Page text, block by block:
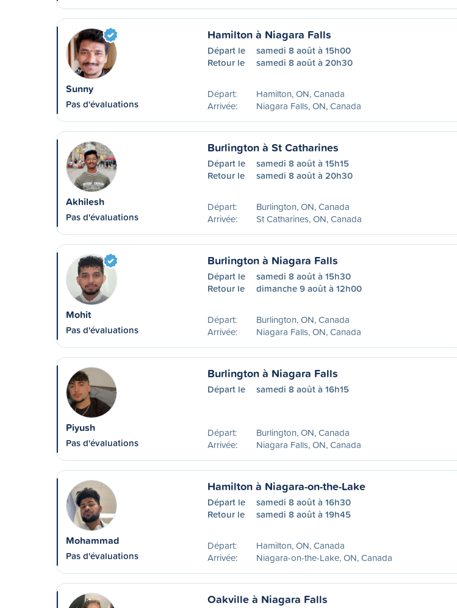
Sunny
Pas d'évaluations
Hamilton à Niagara Falls
Départ le
samedi 8 août à 15h00
Retour le
samedi 8 août à 20h30
Départ:
Hamilton, ON, Canada
Arrivée:
Niagara Falls, ON, Canada
Akhilesh
Pas d'évaluations
Burlington à St Catharines
Départ le
samedi 8 août à 15h15
Retour le
samedi 8 août à 20h30
Départ:
Burlington, ON, Canada
Arrivée:
St Catharines, ON, Canada
Mohit
Pas d'évaluations
Burlington à Niagara Falls
Départ le
samedi 8 août à 15h30
Retour le
dimanche 9 août à 12h00
Départ:
Burlington, ON, Canada
Arrivée:
Niagara Falls, ON, Canada
Piyush
Pas d'évaluations
Burlington à Niagara Falls
Départ le samedi 8 août à 16h15
Départ:
Burlington, ON, Canada
Arrivée:
Niagara Falls, ON, Canada
Mohammad
Pas d'évaluations
Hamilton à Niagara-on-the-Lake
Départ le
samedi 8 août à 16h30
Retour le
samedi 8 août à 19h45
Départ:
Hamilton, ON, Canada
Arrivée:
Niagara-on-the-Lake, ON, Canada
Oakville à Niagara Falls